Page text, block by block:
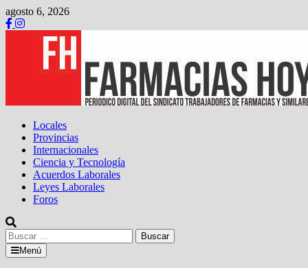
Saltar
al
contenido
agosto 6, 2026
Locales
Provincias
Internacionales
Ciencia y Tecnología
Acuerdos Laborales
Leyes Laborales
Foros
Buscar:
Menú